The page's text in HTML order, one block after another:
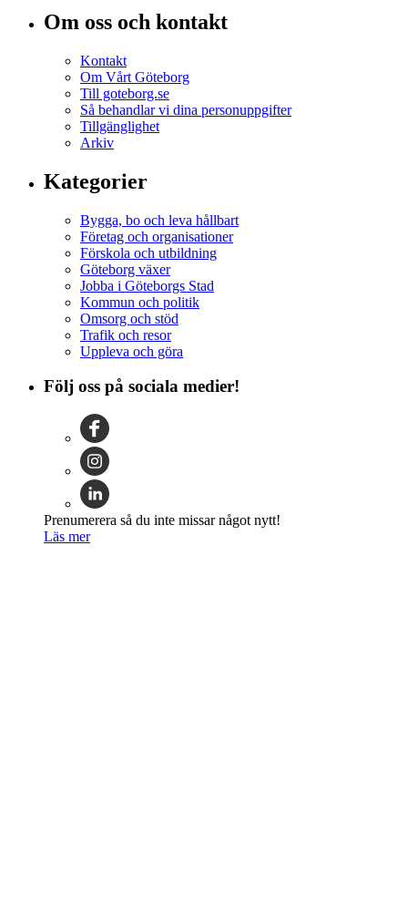
Om oss och kontakt
Kontakt
Om Vårt Göteborg
Till goteborg.se
Så behandlar vi dina personuppgifter
Tillgänglighet
Arkiv
Kategorier
Bygga, bo och leva hållbart
Företag och organisationer
Förskola och utbildning
Göteborg växer
Jobba i Göteborgs Stad
Kommun och politik
Omsorg och stöd
Trafik och resor
Uppleva och göra
Följ oss på sociala medier!
Prenumerera så du inte missar något nytt!
Läs mer